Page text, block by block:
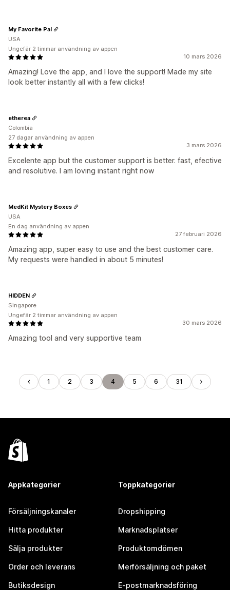
10 mars 2026
Amazing! Love the app, and I love the support! Made my site
look better instantly all with a few clicks!
My Favorite Pal
USA
Ungefär 2 timmar användning av appen
3 mars 2026
Excelente app but the customer support is better. fast, efective
and resolutive. I am loving instant right now
etherea
Colombia
27 dagar användning av appen
27 februari 2026
Amazing app, super easy to use and the best customer care.
My requests were handled in about 5 minutes!
MedKit Mystery Boxes
USA
En dag användning av appen
30 mars 2026
Amazing tool and very supportive team
HIDDEN
Singapore
Ungefär 2 timmar användning av appen
1 2 3 4 5 6 31
Appkategorier
Försäljningskanaler
Hitta produkter
Sälja produkter
Order och leverans
Butiksdesign
Toppkategorier
Dropshipping
Marknadsplatser
Produktomdömen
Merförsäljning och paket
E-postmarknadsföring